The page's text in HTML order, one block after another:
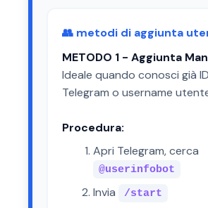
👥 metodi di aggiunta
METODO 1 - Aggiunta
Ideale quando conosci già ID
Telegram o username
Procedura:
Apri Telegram, cerca
@userinfobot
Invia /start